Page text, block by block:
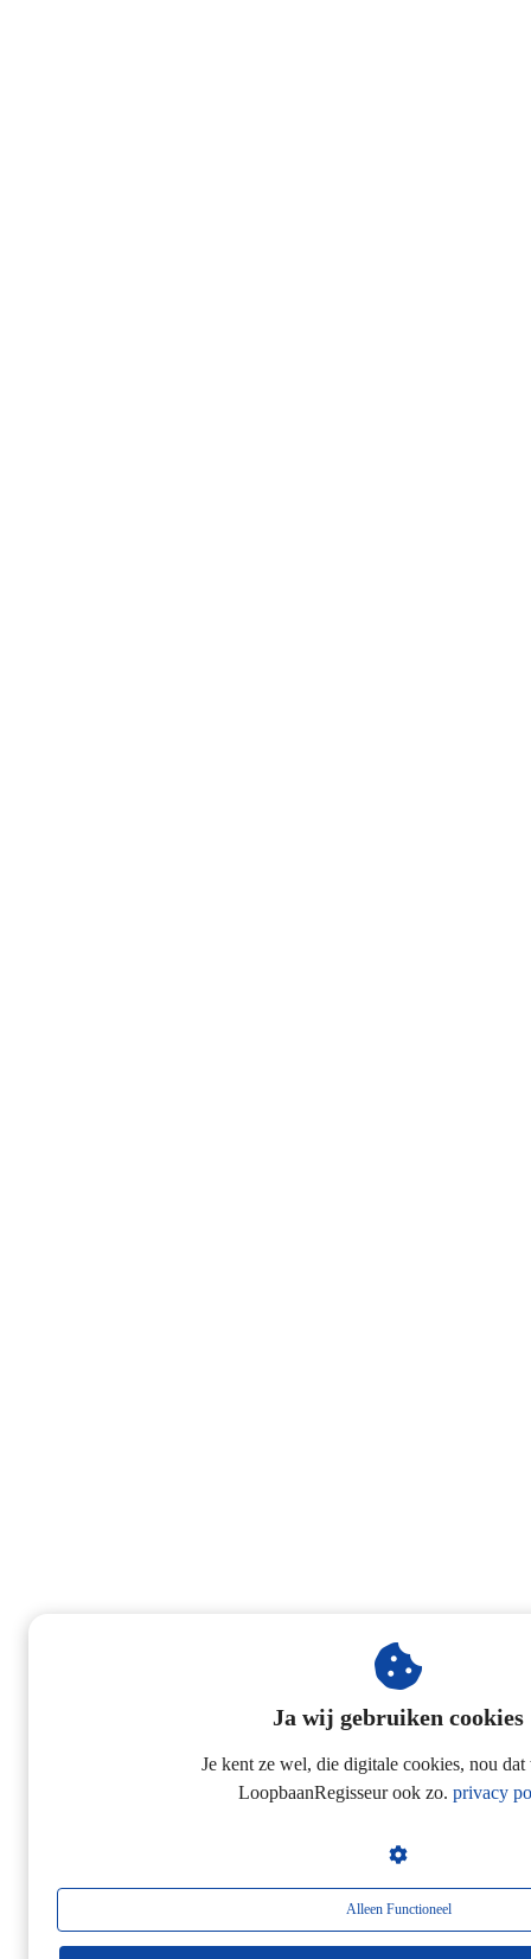
Ja wij gebruiken cookies
Je kent ze wel, die digitale cookies, nou
LoopbaanRegisseur ook zo. privacy
Alleen Functioneel